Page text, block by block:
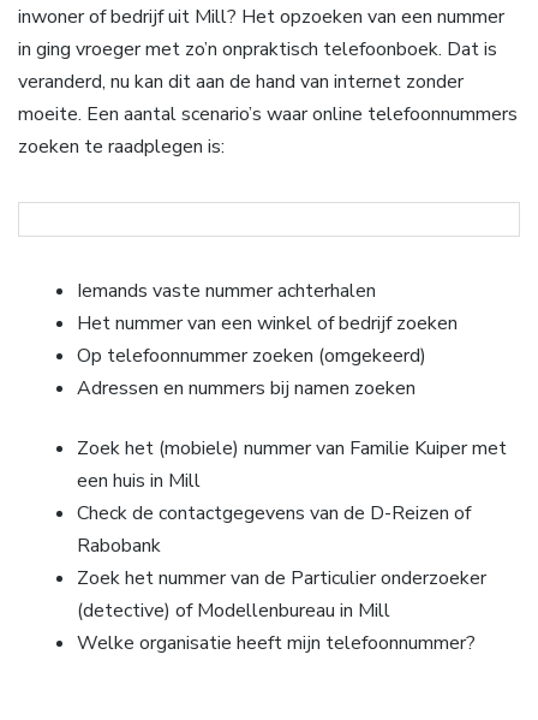
inwoner of bedrijf uit Mill? Het opzoeken van een nummer
in ging vroeger met zo’n onpraktisch telefoonboek. Dat is
veranderd, nu kan dit aan de hand van internet zonder
moeite. Een aantal scenario’s waar online telefoonnummers
zoeken te raadplegen is:
Iemands vaste nummer achterhalen
Het nummer van een winkel of bedrijf zoeken
Op telefoonnummer zoeken (omgekeerd)
Adressen en nummers bij namen zoeken
Zoek het (mobiele) nummer van Familie Kuiper met
een huis in Mill
Check de contactgegevens van de D-Reizen of
Rabobank
Zoek het nummer van de Particulier onderzoeker
(detective) of Modellenbureau in Mill
Welke organisatie heeft mijn telefoonnummer?